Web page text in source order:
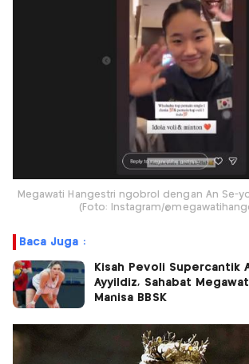
Megawati Hangestri ngobrol dengan An Se-
(Foto: Instagram/
Baca Juga :
Kisah Pevoli Supercantik
Ayyildiz, Sahabat
Manisa BBSK